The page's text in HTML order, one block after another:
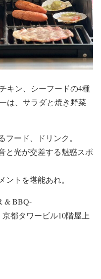
キン、シーフードの4種
は、サラダと焼き野菜
ード、ドリンク。
と光が交差する魅惑スポ
ントを堪能あれ。
& BBQ-
都タワービル10階屋上